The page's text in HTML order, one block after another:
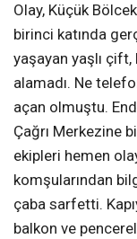
Olay, Küçük
birinci katında
yaşayan yaşlı
alamadı. Ne
açan olmuştu.
Çağrı Merkezine
ekipleri hemen
komşularından
çaba sarfetti.
balkon ve